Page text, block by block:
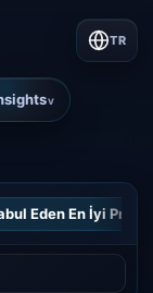
v
TR
Eden En İyi Prop